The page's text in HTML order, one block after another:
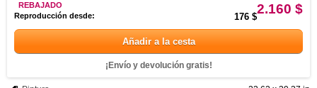
2.160 $
REBAJADO
Reproducción desde:
176 $
Añadir a la cesta
¡Envío y devolución gratis!